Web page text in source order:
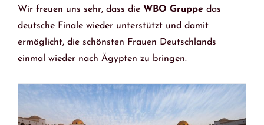
Wir freuen uns sehr, dass die WBO Gruppedas
deutsche Finale wieder unterstützt und damit
ermöglicht, die schönsten Frauen Deutschlands
einmal wieder nach Ägypten zu bringen.